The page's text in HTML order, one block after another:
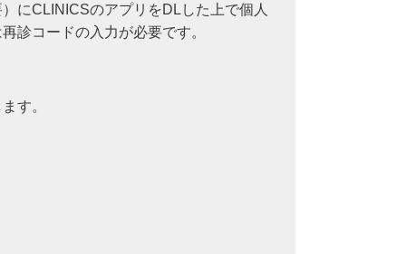
にCLINICSのアプリをDLした上で個人
診コードの入力が必要です。
す。